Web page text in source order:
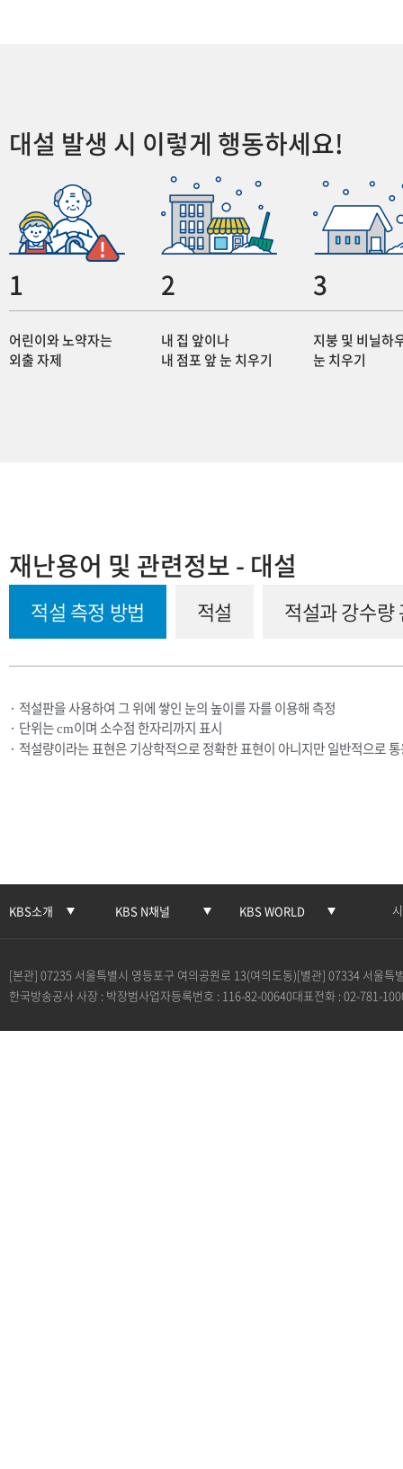
대설 발생 시 이렇게 행동하세요!
어린이와 노약자는
외출 자제
내 집 앞이나
내 점포 앞 눈 치우기
지붕 및 비닐하
눈 치우기
재난용어 및 관련정보 - 대설
적설 측정 방법 적설 적설과 강수량
· 적설판을 사용하여 그 위에 쌓인 눈의 높이를 자를 이용해 측정
· 단위는cm이며 소수점 한자리까지 표시
· 적설량이라는 표현은 기상학적으로 정확한 표현이 아니지만 일반적으로
KBS소개 KBS N채널 KBS WORLD
[본관] 07235 서울특별시 영등포구 여의공원로 13(여의도동)[별관] 07334 서울특
한국방송공사 사장 : 박장범사업자등록번호 : 116-82-00640대표전화 : 02-781-